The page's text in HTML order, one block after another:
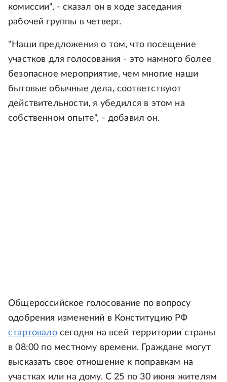
комиссии", - сказал он в ходе заседания
рабочей группы в четверг.
"Наши предложения о том, что посещение
участков для голосования - это намного более
безопасное мероприятие, чем многие наши
бытовые обычные дела, соответствуют
действительности, я убедился в этом на
собственном опыте", - добавил он.
Общероссийское голосование по вопросу
одобрения изменений в Конституцию РФ
стартовалосегодня на всей территории страны
в 08:00 по местному времени. Граждане могут
высказать свое отношение к поправкам на
участках или на дому. С 25 по 30 июня жителям